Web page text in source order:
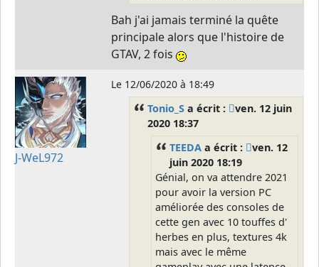
Bah j'ai jamais terminé la quête
principale alors que l'histoire de
GTAV, 2 fois
J-WeL972
Le 12/06/2020 à 18:49
Tonio_S a écrit :
ven. 12 juin
2020 18:37
TEEDA a écrit :
ven. 12
juin 2020 18:19
Génial, on va attendre 2021
pour avoir la version PC
améliorée des consoles de
cette gen avec 10 touffes d'
herbes en plus, textures 4k
mais avec le même